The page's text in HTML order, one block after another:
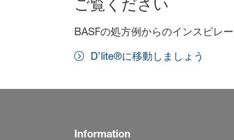
ご覧ください
BASFの処方例からのインスピレ
D’lite®に移動しましょう
Information